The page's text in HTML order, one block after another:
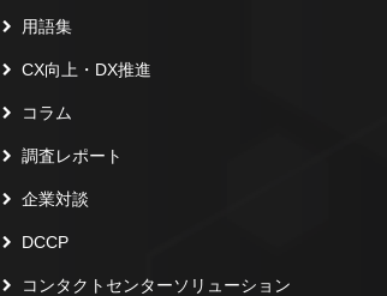
用語集
CX向上・DX推進
コラム
調査レポート
企業対談
DCCP
コンタクトセンターソリューション